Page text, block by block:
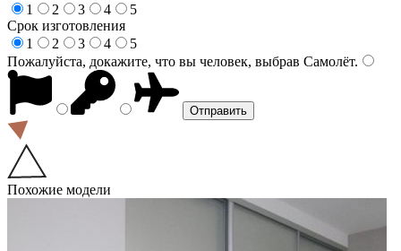
1
2 3 4
5
Срок изготовления
1
2 3 4
5
Пожалуйста, докажите, что вы человек, выбрав Самолёт.
Похожие модели